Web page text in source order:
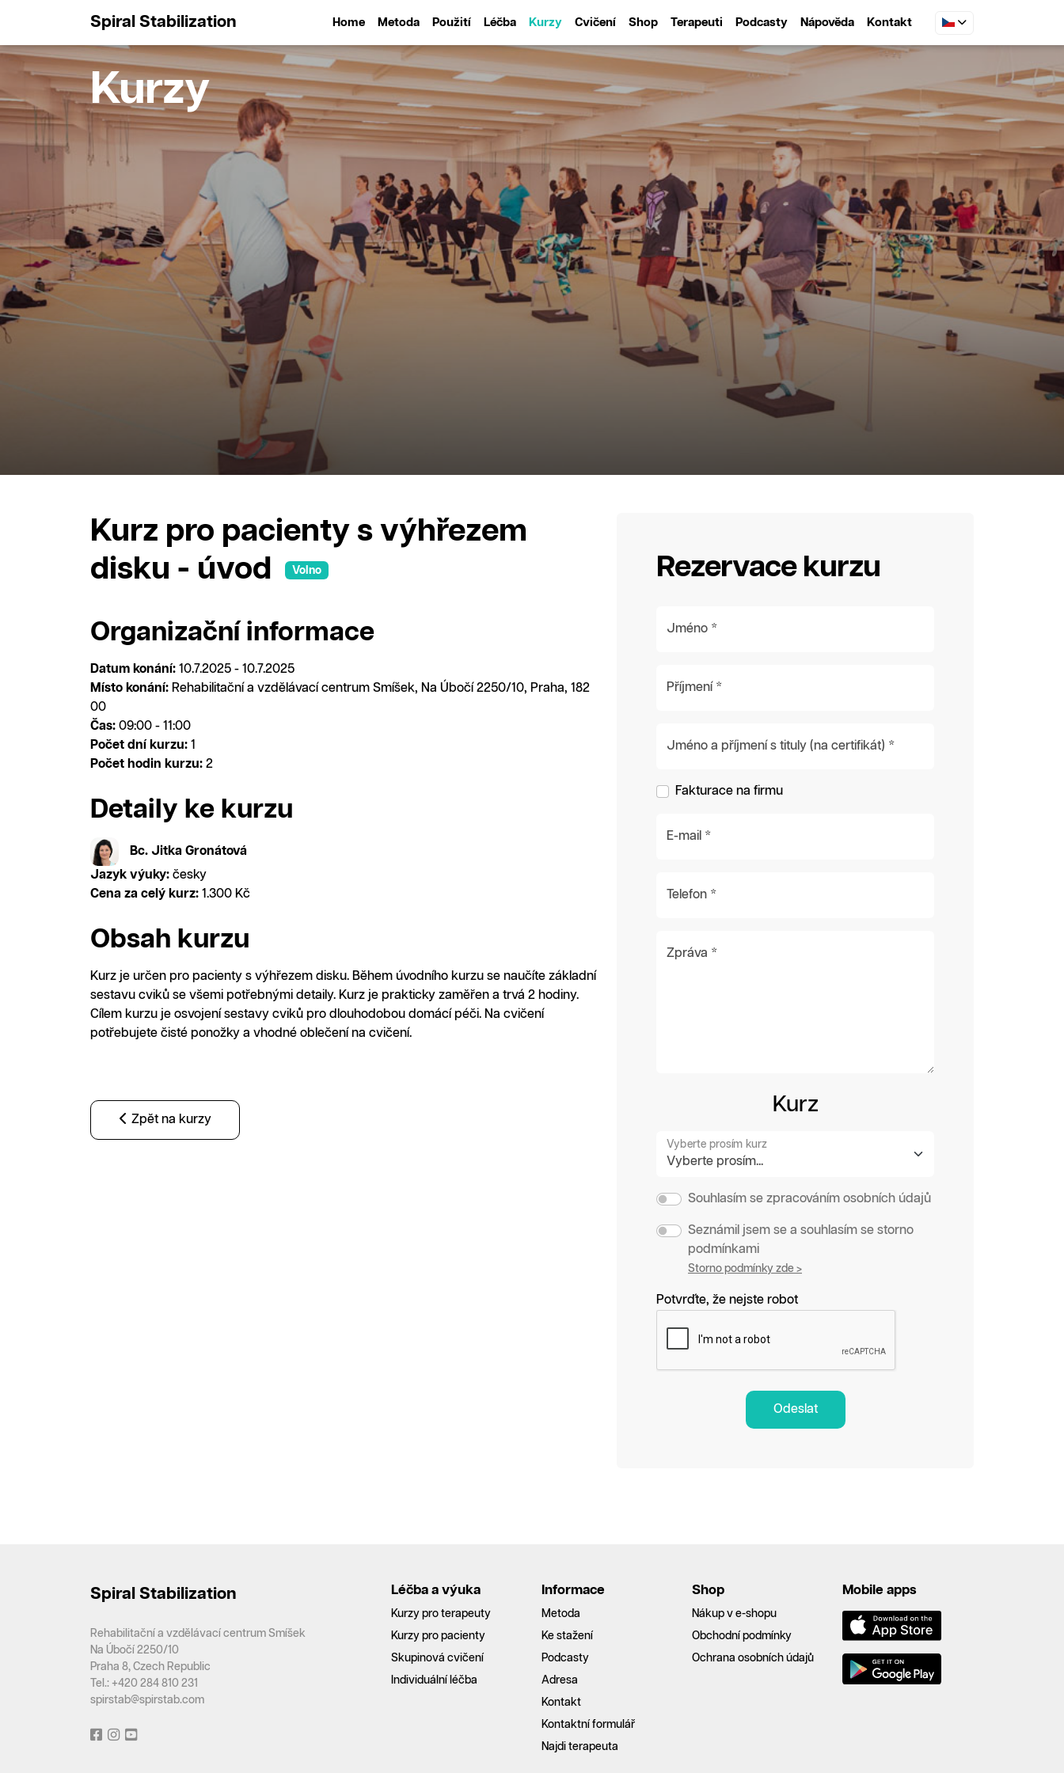
Spiral Stabilization Home Metoda Použití Léčba Kurzy Cvičení Shop Terapeuti Podcasty Nápověda Kontakt
Kurzy
Kurz pro pacienty s výhřezem
disku - úvod
Volno
Organizační informace
Datum konání: 10.7.2025 - 10.7.2025
Místo konání: Rehabilitační a vzdělávací centrum Smíšek, Na Úbočí 2250/10, Praha, 182
00
Čas: 09:00 - 11:00
Počet dní kurzu: 1
Počet hodin kurzu: 2
Detaily ke kurzu
Bc. Jitka Gronátová
Jazyk výuky: česky
Cena za celý kurz: 1.300 Kč
Obsah kurzu
Kurz je určen pro pacienty s výhřezem disku. Během úvodního kurzu se naučíte základní
sestavu cviků se všemi potřebnými detaily. Kurz je prakticky zaměřen a trvá 2 hodiny.
Cílem kurzu je osvojení sestavy cviků pro dlouhodobou domácí péči. Na cvičení
potřebujete čisté ponožky a vhodné oblečení na cvičení.
Zpět na kurzy
Rezervace kurzu
Jméno *
Příjmení *
Jméno a příjmení s tituly (na certifikát) *
Fakturace na firmu
E-mail *
Telefon *
Zpráva *
Kurz
Vyberte prosím kurz
Souhlasím se zpracováním osobních údajů
Seznámil jsem se a souhlasím se storno
podmínkami
Storno podmínky zde >
Potvrďte, že nejste robot
Odeslat
Spiral Stabilization
Rehabilitační a vzdělávací centrum Smíšek
Na Úbočí 2250/10
Praha 8, Czech Republic
Tel.: +420 284 810 231
spirstab@spirstab.com
Léčba a výuka
Kurzy pro terapeuty
Kurzy pro pacienty
Skupinová cvičení
Individuální léčba
Informace
Metoda
Ke stažení
Podcasty
Adresa
Kontakt
Kontaktní formulář
Najdi terapeuta
Shop
Nákup v e-shopu
Obchodní podmínky
Ochrana osobních údajů
Mobile apps